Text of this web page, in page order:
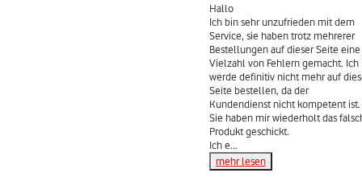
Hallo
Ich bin sehr unzufrieden mit dem
Service, sie haben trotz mehrerer
Bestellungen auf dieser Seite eine
Vielzahl von Fehlern gemacht. Ich
werde definitiv nicht mehr auf
Seite bestellen, da der
Kundendienst nicht kompetent ist.
Sie haben mir wiederholt das
Produkt geschickt.
Ich e...
mehr lesen